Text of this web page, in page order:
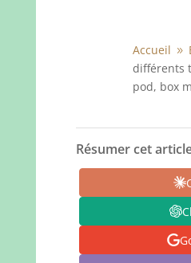
Accueil 9
différents
pod, box
Résumer cet